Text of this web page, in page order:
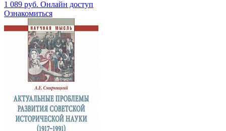
1 089 руб. Онлайн доступ
Ознакомиться